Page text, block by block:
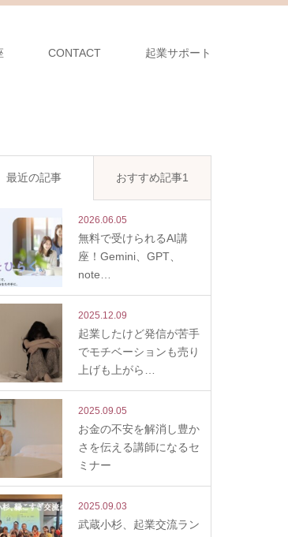
CONTACT 起業サポート
最近の記事 おすすめ記事1
2026.06.05
無料で受けられるAI講
座！Gemini、GPT、
note…
2025.12.09
起業したけど発信が苦手
でモチベーションも売り
上げも上がら…
2025.09.05
お金の不安を解消し豊か
さを伝える講師になるセ
ミナー
2025.09.03
武蔵小杉、起業交流ラン